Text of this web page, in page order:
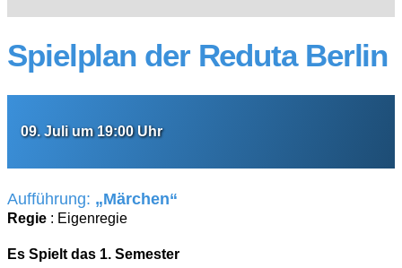
Spielplan der Reduta Berlin
09. Juli um 19:00 Uhr
Aufführung: „Märchen“
Regie : Eigenregie
Es Spielt das 1. Semester